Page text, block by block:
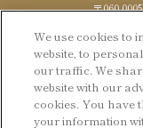
〒060-
Facebook
©
We use cookies to
website, to
our traffic. We
website with our
cookies. You have
your information